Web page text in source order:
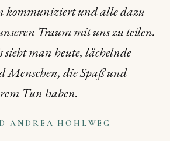
und alle dazu
Traum mit uns zu teilen.
sieht man heute, lächelnde
Menschen, die Spaß und
Tun haben.
ANDREA HOHLWEG